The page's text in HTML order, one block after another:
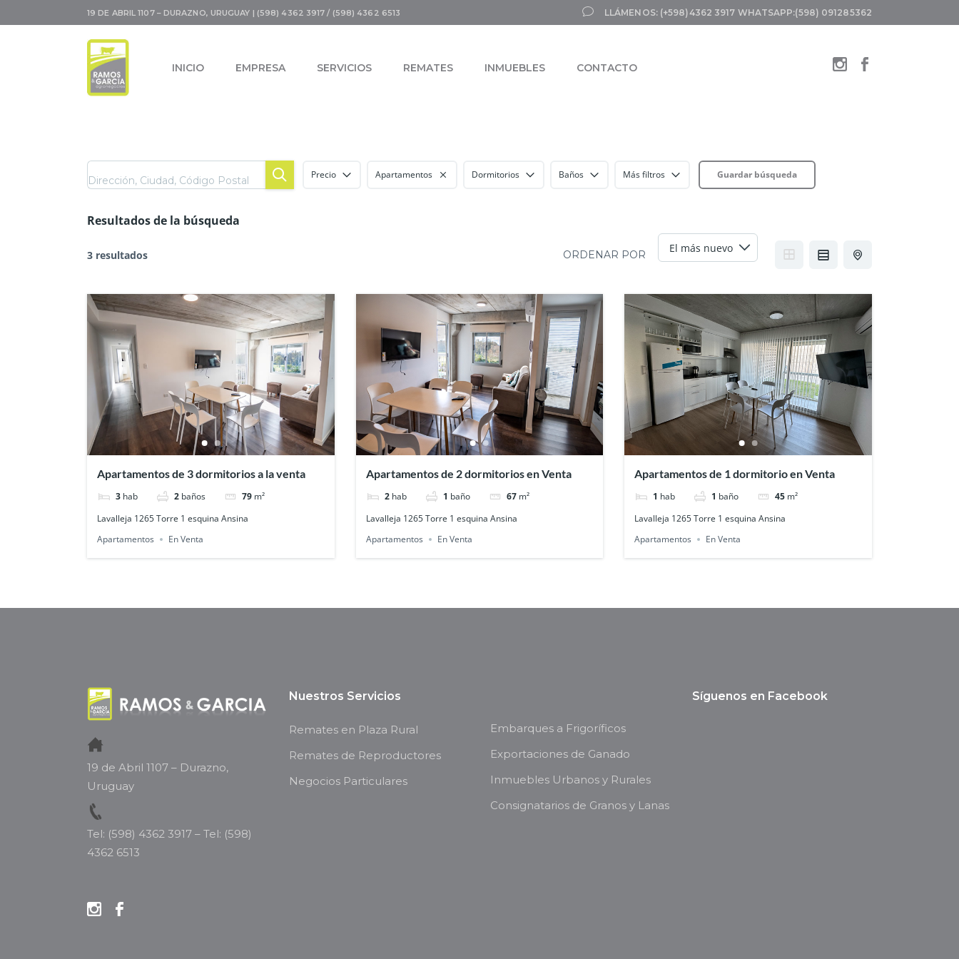
19 DE ABRIL 1107 – DURAZNO, URUGUAY | (598) 4362 3917 / (598) 4362 6513 LLÁMENOS: (+598)4362 3917 WHATSAPP:(598) 091285362
INICIO EMPRESA SERVICIOS REMATES INMUEBLES CONTACTO
Guardar búsqueda
Precio Apartamentos Dormitorios Baños Más filtros
Resultados de la búsqueda
3 resultados ORDENAR POR
Apartamentos de 3 dormitorios a la venta
3 hab 2 baños 79 m²
Lavalleja 1265 Torre 1 esquina Ansina
Apartamentos
En Venta
Apartamentos de 2 dormitorios en Venta
2 hab 1 baño 67 m²
Lavalleja 1265 Torre 1 esquina Ansina
Apartamentos
En Venta
Apartamentos de 1 dormitorio en Venta
1 hab 1 baño 45 m²
Lavalleja 1265 Torre 1 esquina Ansina
Apartamentos
En Venta
19 de Abril 1107 – Durazno,
Uruguay
Tel: (598) 4362 3917 – Tel: (598)
4362 6513
Nuestros Servicios
Remates en Plaza Rural
Remates de Reproductores
Negocios Particulares
Embarques a Frigoríficos
Exportaciones de Ganado
Inmuebles Urbanos y Rurales
Consignatarios de Granos y Lanas
Síguenos en Facebook